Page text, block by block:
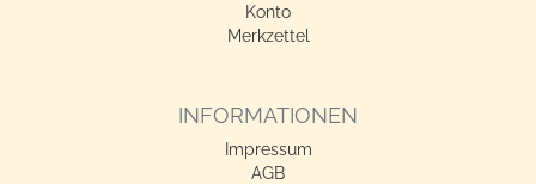
Konto
Merkzettel
INFORMATIONEN
Impressum
AGB